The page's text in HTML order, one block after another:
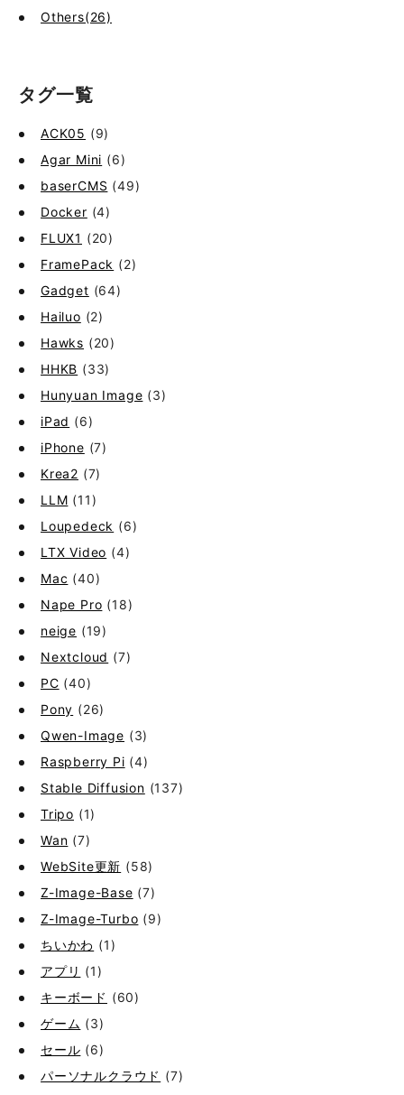
Others(26)
タグ一覧
ACK05 (9)
Agar Mini (6)
baserCMS (49)
Docker (4)
FLUX1 (20)
FramePack (2)
Gadget (64)
Hailuo (2)
Hawks (20)
HHKB (33)
Hunyuan Image (3)
iPad (6)
iPhone (7)
Krea2 (7)
LLM (11)
Loupedeck (6)
LTX Video (4)
Mac (40)
Nape Pro (18)
neige (19)
Nextcloud (7)
PC (40)
Pony (26)
Qwen-Image (3)
Raspberry Pi (4)
Stable Diffusion (137)
Tripo (1)
Wan (7)
WebSite更新 (58)
Z-Image-Base (7)
Z-Image-Turbo (9)
ちいかわ (1)
アプリ (1)
キーボード (60)
ゲーム (3)
セール (6)
パーソナルクラウド (7)